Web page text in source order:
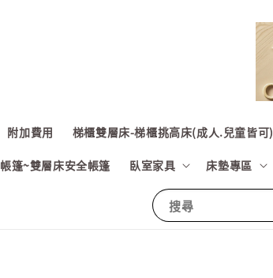
搜尋
附加費用 梯櫃雙層床-梯櫃挑高床(成人.兒童皆可)
帳篷~雙層床安全帳篷 臥室家具 床墊專區